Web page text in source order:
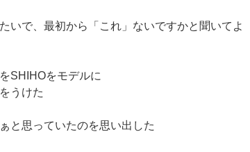
いで、最初から「これ」ないですかと聞いてよ
SHIHOをモデルに
うけた
と思っていたのを思い出した